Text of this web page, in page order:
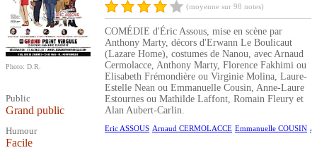
Photo: D.R.
Public
Grand public
Humour
Facile
(moyenne sur 98 notes)
COMÉDIE d'Éric Assous, mise en scène par
Anthony Marty, décors d'Erwann Le Boulicaut
(Lazare Home), costumes de Nanou, avec Arnaud
Cermolacce, Anthony Marty, Florence Fakhimi ou
Elisabeth Frémondière ou Virginie Molina, Laure-
Estelle Nean ou Emmanuelle Cousin, Anne-Laure
Estournes ou Mathilde Laffont, Romain Fleury et
Alan Aubert-Carlin.
Eric ASSOUS Arnaud CERMOLACCE Emmanuelle COUSIN